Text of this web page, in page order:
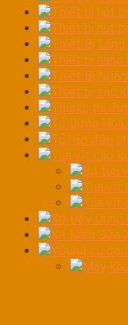
Thiết bị hút
Thiết bị hút
Thiết Bị
Thiết bị nâng
Thiết Bị
Thiết bị sạc
Thùng, túi
Tủ Đựng Hóa
Tủ hấp đèn
Tua vít các
Bộ tua
Tua vít
Tua vít
Xe Đẩy Dụng
Xe Nằm Sửa
YDụng cụ
Máy